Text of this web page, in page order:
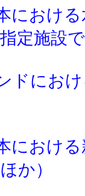
におけ
定施設
ドにお
におけ
か）